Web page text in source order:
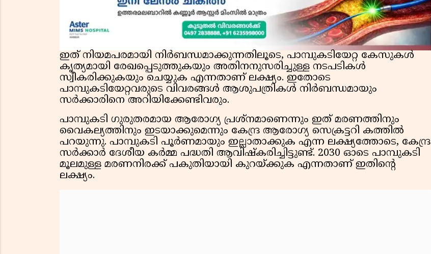
ഇത് നിയമപരമായി നിർബന്ധമാക്കുന്നതിലൂടെ, പാമ്പുകടിയേറ്റ കേസുകൾ
കൃത്യമായി രേഖപ്പെടുത്തുകയും അതിനനുസരിച്ചുള്ള നടപടികൾ
സ്വീകരിക്കുകയും ചെയ്യുക എന്നതാണ് ലക്ഷ്യം. ഇതോടെ
പാമ്പുകടിയേറ്റവരുടെ വിവരങ്ങൾ ആശുപത്രികൾ നിർബന്ധമായും
സർക്കാരിനെ അറിയിക്കേണ്ടിവരും.
പാമ്പുകടി ഗുരുതരമായ ആരോഗ്യ പ്രശ്നമാണെന്നും ഇത് മരണത്തിനും
വൈകല്യത്തിനും ഇടയാക്കുമെന്നും കേന്ദ്ര ആരോഗ്യ സെക്രട്ടറി കത്തിൽ
പറയുന്നു. പാമ്പുകടി പൂർണമായും ഇല്ലാതാക്കുക എന്ന ലക്ഷ്യത്തോടെ, കേന്ദ്ര
സർക്കാർ ദേശീയ കർമ്മ പദ്ധതി ആവിഷ്‌കരിച്ചിട്ടുണ്ട്. 2030 ഓടെ പാമ്പുകടി
മൂലമുള്ള മരണനിരക്ക് പകുതിയായി കുറയ്ക്കുക എന്നതാണ് ഇതിന്റെ
ലക്ഷ്യം.